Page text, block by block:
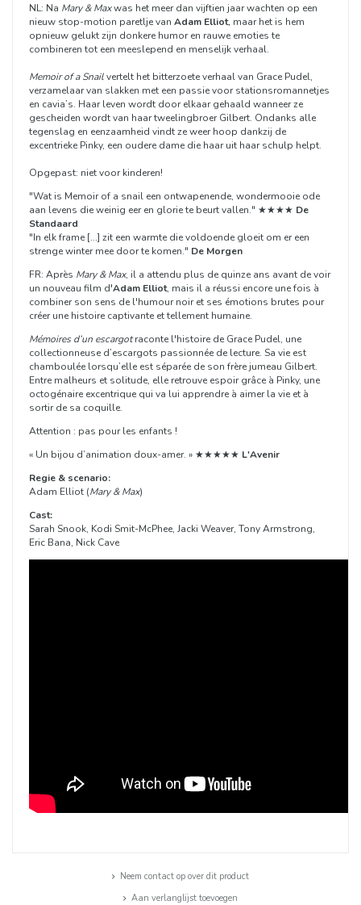
NL: Na Mary & Maxwas het meer dan vijftien jaar wachten op een
nieuw stop-motion paretlje van Adam Elliot, maar het is hem
opnieuw gelukt zijn donkere humor en rauwe emoties te
combineren tot een meeslepend en menselijk verhaal.
Memoir of a Snailvertelt het bitterzoete verhaal van Grace Pudel,
verzamelaar van slakken met een passie voor stationsromannetjes
en cavia’s. Haar leven wordt door elkaar gehaald wanneer ze
gescheiden wordt van haar tweelingbroer Gilbert. Ondanks alle
tegenslag en eenzaamheid vindt ze weer hoop dankzij de
excentrieke Pinky, een oudere dame die haar uit haar schulp helpt.
Opgepast: niet voor kinderen!
"Wat is Memoir of a snail een ontwapenende, wondermooie ode
aan levens die weinig eer en glorie te beurt vallen." ★★★★ De
Standaard
"In elk frame [...] zit een warmte die voldoende gloeit om er een
strenge winter mee door te komen." De Morgen
FR: Après Mary & Max, il a attendu plus de quinze ans avant de voir
un nouveau film d'Adam Elliot, mais il a réussi encore une fois à
combiner son sens de l'humour noir et ses émotions brutes pour
créer une histoire captivante et tellement humaine.
Mémoires d’un escargotraconte l'histoire de Grace Pudel, une
collectionneuse d’escargots passionnée de lecture. Sa vie est
chamboulée lorsqu’elle est séparée de son frère jumeau Gilbert.
Entre malheurs et solitude, elle retrouve espoir grâce à Pinky, une
octogénaire excentrique qui va lui apprendre à aimer la vie et à
sortir de sa coquille.
Attention : pas pour les enfants !
« Un bijou d’animation doux-amer. » ★★★★★ L'Avenir
Regie & scenario:
Adam Elliot (Mary & Max)
Cast:
Sarah Snook, Kodi Smit-McPhee, Jacki Weaver, Tony Armstrong,
Eric Bana, Nick Cave
Neem contact op over dit product
Aan verlanglijst toevoegen